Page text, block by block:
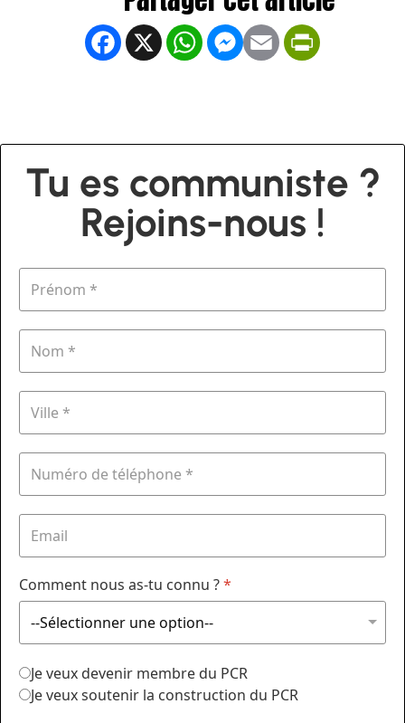
Facebook
X WhatsApp
Messenger
Email
Tu es communiste ?
Rejoins-nous !
Comment nous as-tu connu ?*
Je veux devenir membre du PCR
Je veux soutenir la construction du PCR